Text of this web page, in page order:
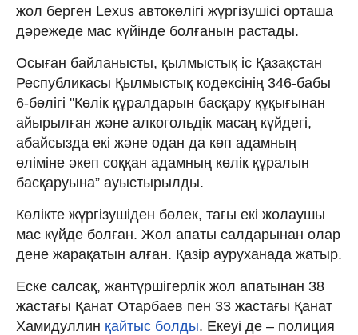
жол берген Lexus автокөлігі жүргізушісі орташа
дәрежеде мас күйінде болғанын растады.
Осыған байланысты, қылмыстық іс Қазақстан
Республикасы Қылмыстық кодексінің 346-бабы
6-бөлігі "Көлік құралдарын басқару құқығынан
айырылған және алкогольдік масаң күйдегі,
абайсызда екі және одан да көп адамның
өліміне әкеп соққан адамның көлік құралын
басқаруына” ауыстырылды.
Көлікте жүргізушіден бөлек, тағы екі жолаушы
мас күйде болған. Жол апаты салдарынан олар
дене жарақатын алған. Қазір ауруханада жатыр.
Еске салсақ, жантүршігерлік жол апатынан 38
жастағы Қанат Отарбаев пен 33 жастағы Қанат
Хамидуллин қайтыс болды. Екеуі де – полиция